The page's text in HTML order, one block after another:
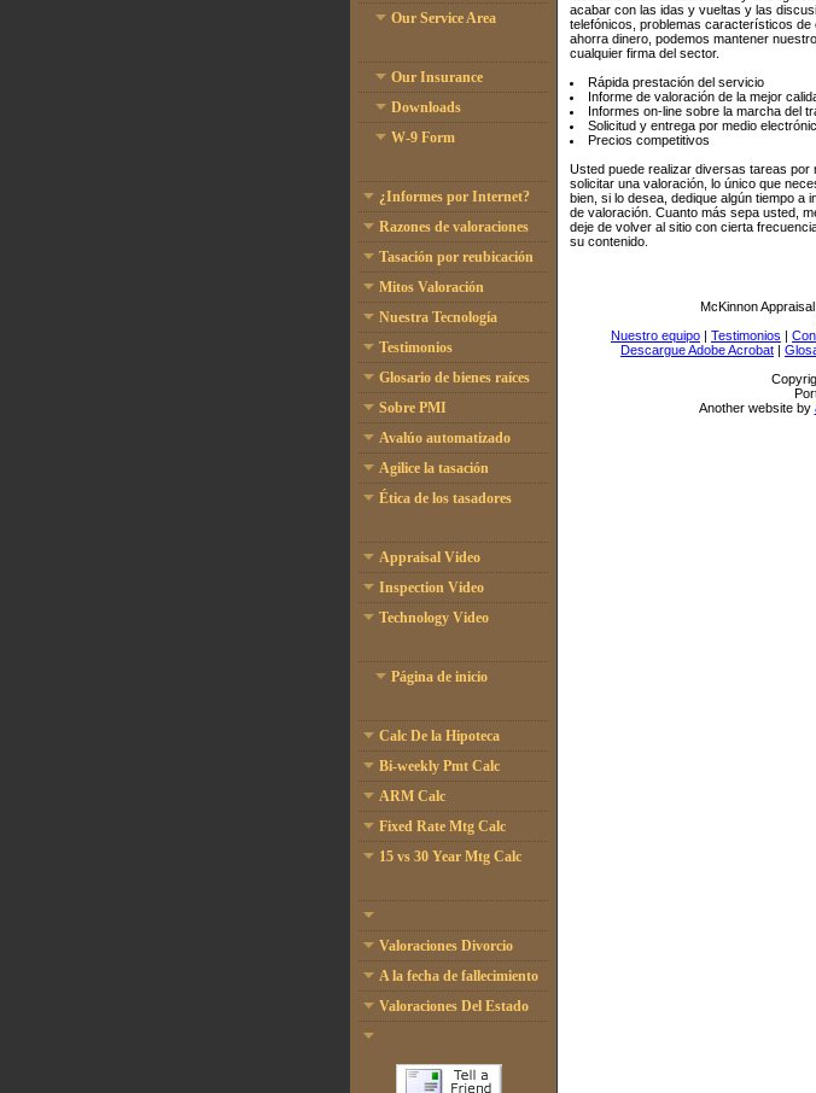
Our Service Area
Our Insurance
Downloads
W-9 Form
¿Informes por Internet?
Razones de valoraciones
Tasación por reubicación
Mitos Valoración
Nuestra Tecnología
Testimonios
Glosario de bienes raíces
Sobre PMI
Avalúo automatizado
Agilice la tasación
Ética de los tasadores
Appraisal Video
Inspection Video
Technology Video
Página de inicio
Calc De la Hipoteca
Bi-weekly Pmt Calc
ARM Calc
Fixed Rate Mtg Calc
15 vs 30 Year Mtg Calc
Valoraciones Divorcio
A la fecha de fallecimiento
Valoraciones Del Estado
acabar con las idas y vueltas y las
telefónicos, problemas característicos
ahorra dinero, podemos mantener
cualquier firma del sector.
Rápida prestación del servicio
Informe de valoración de la mejor
Informes on-line sobre la marcha del
Solicitud y entrega por medio
Precios competitivos
Usted puede realizar diversas tareas por
solicitar una valoración, lo único que
bien, si lo desea, dedique algún tiempo a
de valoración. Cuanto más sepa usted,
deje de volver al sitio con cierta
su contenido.
McKinnon
Nuestro equipo | Testimonios |
Descargue Adobe Acrobat |
Another website by